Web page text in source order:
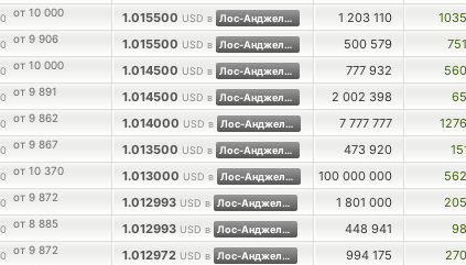
от 10 000 1.015500 USD в Лос-Анджелесе 1 203 110
от 9 906 1.015500 USD в Лос-Анджелесе 500 579
от 10 000 1.014500 USD в Лос-Анджелесе 777 932
от 9 891 1.014500 USD в Лос-Анджелесе 2 002 398
от 9 862 1.014000 USD в Лос-Анджелесе 7 777 777
от 9 867 1.013500 USD в Лос-Анджелесе 473 920
от 10 370 1.013000 USD в Лос-Анджелесе 100 000 000
от 9 872 1.012993 USD в Лос-Анджелесе 1 801 000
от 8 885 1.012993 USD в Лос-Анджелесе 448 941
от 9 872 1.012972 USD в Лос-Анджелесе 994 175